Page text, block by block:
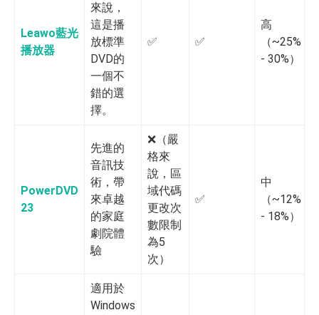
Leawo藍光
播放器
來說，
這是播
放標準
DVD的
一個不
錯的選
擇。
✅️ ✅️
高
（~25%
- 30%）
PowerDVD
23
先進的
音訊技
術，帶
來卓越
的家庭
劇院體
驗
❌️（嚴
格來
說，區
域代碼
更改次
數限制
為5
次）
✅️
中
（~12%
- 18%）
適用於
Windows